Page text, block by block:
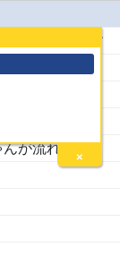
×
お願いします
が流れてくる